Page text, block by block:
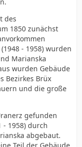
des
1850 zunächst
- 1958) wurden
Marianska
wurden Gebäude
Bezirkes Brüx
und die große
gefunden
1958) durch
abgebaut.